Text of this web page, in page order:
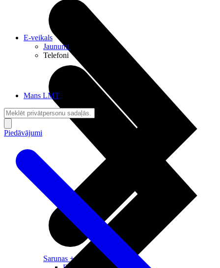
Sarunas + Internets
E-veikals
Jaunumi
Telefoni
Mans LMT
Piedāvājumi